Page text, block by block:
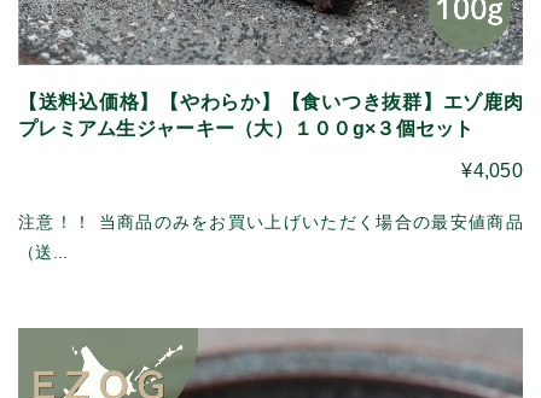
【送料込価格】【やわらか】【食いつき抜群】エゾ鹿肉
プレミアム生ジャーキー（大）１００g×３個セット
¥4,050
注意！！ 当商品のみをお買い上げいただく場合の最安値商品
（送...